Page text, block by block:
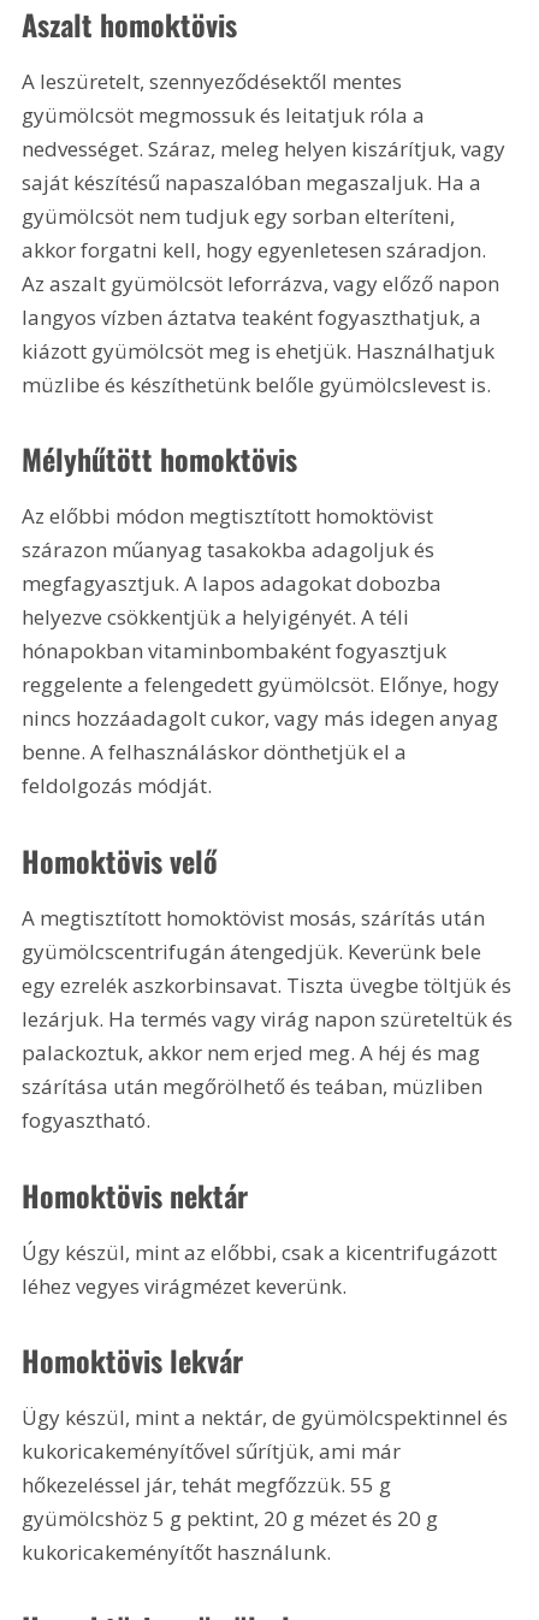
Aszalt homoktövis
A leszüretelt, szennyeződésektől mentes
gyümölcsöt megmossuk és leitatjuk róla a
nedvességet. Száraz, meleg helyen kiszárítjuk, vagy
saját készítésű napaszalóban megaszaljuk. Ha a
gyümölcsöt nem tudjuk egy sorban elteríteni,
akkor forgatni kell, hogy egyenletesen száradjon.
Az aszalt gyümölcsöt leforrázva, vagy előző napon
langyos vízben áztatva teaként fogyaszthatjuk, a
kiázott gyümölcsöt meg is ehetjük. Használhatjuk
müzlibe és készíthetünk belőle gyümölcslevest is.
Mélyhűtött homoktövis
Az előbbi módon megtisztított homoktövist
szárazon műanyag tasakokba adagoljuk és
megfagyasztjuk. A lapos adagokat dobozba
helyezve csökkentjük a helyigényét. A téli
hónapokban vitaminbombaként fogyasztjuk
reggelente a felengedett gyümölcsöt. Előnye, hogy
nincs hozzáadagolt cukor, vagy más idegen anyag
benne. A felhasználáskor dönthetjük el a
feldolgozás módját.
Homoktövis velő
A megtisztított homoktövist mosás, szárítás után
gyümölcscentrifugán átengedjük. Keverünk bele
egy ezrelék aszkorbinsavat. Tiszta üvegbe töltjük és
lezárjuk. Ha termés vagy virág napon szüreteltük és
palackoztuk, akkor nem erjed meg. A héj és mag
szárítása után megőrölhető és teában, müzliben
fogyasztható.
Homoktövis nektár
Úgy készül, mint az előbbi, csak a kicentrifugázott
léhez vegyes virágmézet keverünk.
Homoktövis lekvár
Ügy készül, mint a nektár, de gyümölcspektinnel és
kukoricakeményítővel sűrítjük, ami már
hőkezeléssel jár, tehát megfőzzük. 55 g
gyümölcshöz 5 g pektint, 20 g mézet és 20 g
kukoricakeményítőt használunk.